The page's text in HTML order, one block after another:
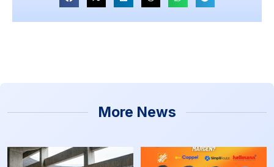
More News